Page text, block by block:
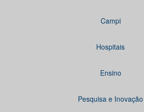
Campi
Hospitais
Ensino
Pesquisa e Inovação